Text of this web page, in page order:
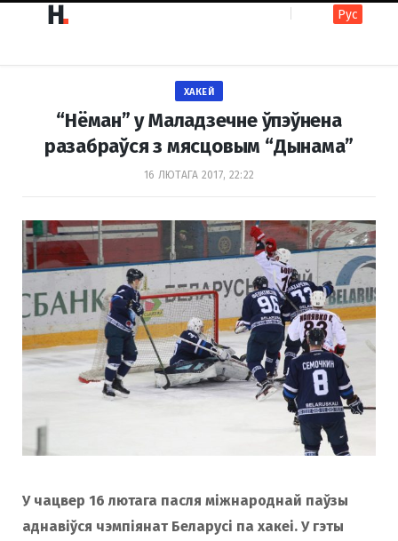
e
b
o
t
a
g
Рус
ХАКЕЙ
“Нёман” у Маладзечне ўпэўнена
разабраўся з мясцовым “Дынама”
16 ЛЮТАГА 2017, 22:22
У чацвер 16 лютага пасля міжнароднай паўзы
аднавіўся чэмпіянат Беларусі па хакеі. У гэты